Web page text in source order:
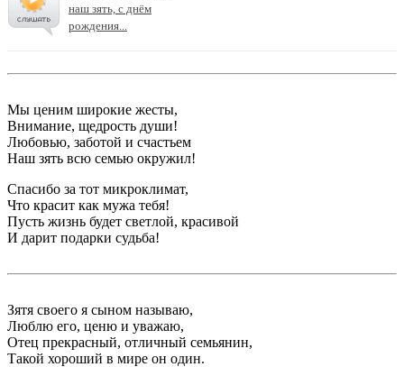
наш зять, с днём
рождения...
Мы ценим широкие жесты,
Внимание, щедрость души!
Любовью, заботой и счастьем
Наш зять всю семью окружил!
Спасибо за тот микроклимат,
Что красит как мужа тебя!
Пусть жизнь будет светлой, красивой
И дарит подарки судьба!
Зятя своего я сыном называю,
Люблю его, ценю и уважаю,
Отец прекрасный, отличный семьянин,
Такой хороший в мире он один.